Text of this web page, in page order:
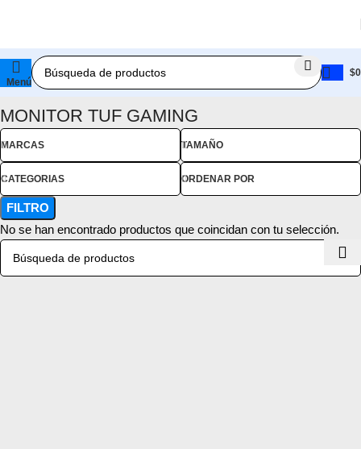
Menú
$0
Inicio Productos etiquetados “MONITOR TUF GAMING”
Venta de computadores a credito con
Addi
Compra tu computador, repuesto o accesorio a crédito hasta
en 24 cuotas.
Ya es hora de tener lo mejor en tecnología, no te pierdas
nuestra súper opción de compra ahora y paga después con
MONITOR TUF GAMING
MARCAS TAMAÑO
CATEGORIAS ORDENAR POR
FILTRO
No se han encontrado productos que coincidan con tu selección.